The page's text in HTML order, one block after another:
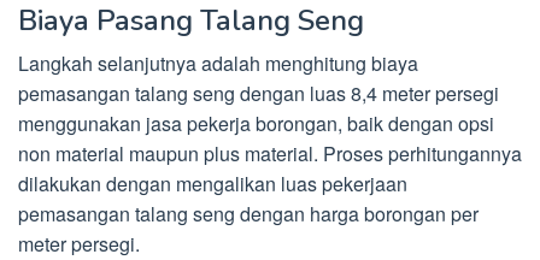
Biaya Pasang Talang Seng
Langkah selanjutnya adalah menghitung biaya
pemasangan talang seng dengan luas 8,4 meter persegi
menggunakan jasa pekerja borongan, baik dengan opsi
non material maupun plus material. Proses perhitungannya
dilakukan dengan mengalikan luas pekerjaan
pemasangan talang seng dengan harga borongan per
meter persegi.